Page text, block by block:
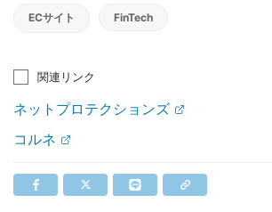
ECサイト FinTech
関連リンク
ネットプロテクションズ
コルネ